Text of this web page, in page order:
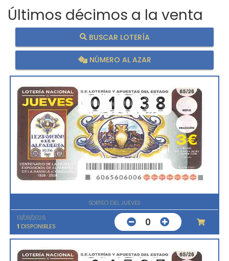
Últimos décimos a la venta
BUSCAR LOTERÍA
NÚMERO AL AZAR
SORTEO DEL JUEVES
13/08/2026
1 DISPONIBLES 0